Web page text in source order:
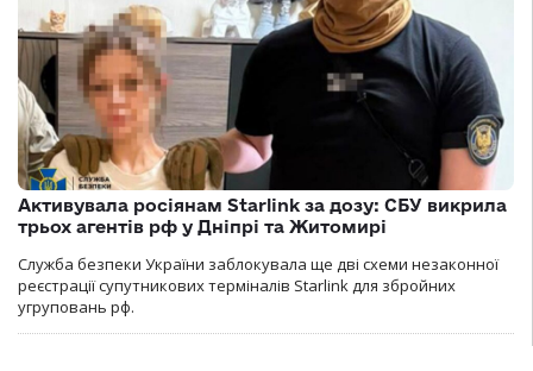
Активувала росіянам Starlink за дозу: СБУ викрила
трьох агентів рф у Дніпрі та Житомирі
Служба безпеки України заблокувала ще дві схеми незаконної
реєстрації супутникових терміналів Starlink для збройних
угруповань рф.